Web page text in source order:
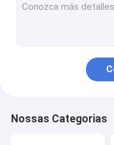
Nossas Categorias